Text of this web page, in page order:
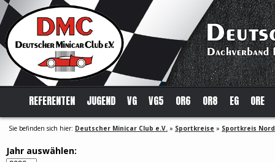
REFERENTEN JUGEND VG VG5 OR6 OR8 EG ORE
Sie befinden sich hier: Deutscher Minicar Club e.V. » Sportkreise » Sportkreis Nord
Jahr auswählen: